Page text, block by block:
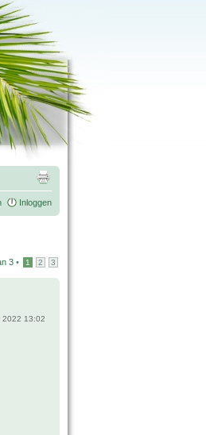
Inloggen
3 • 1 2 3
2022 13:02